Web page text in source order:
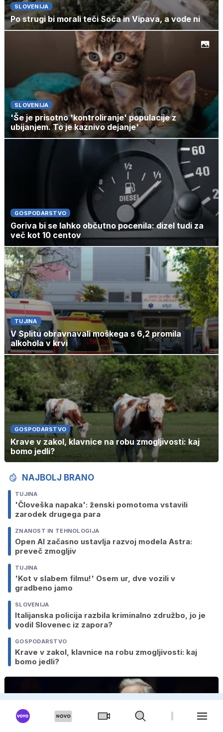
SLOVENIJA
Po strugi bi morali teči Soča in Vipava, a vode ni
SLOVENIJA
'Še je prisotno 'kontroliranje' populacije z
ubijanjem. To je kaznivo dejanje'
GOSPODARSTVO
Goriva bi se lahko občutno pocenila: dizel tudi za
več kot 10 centov
TUJINA
V Splitu obravnavali moškega s 6,2 promila
alkohola v krvi
GOSPODARSTVO
Krave v zakol, klavnice na robu zmogljivosti: kaj
bomo jedli?
NAJBOLJ BRANO
TUJINA
'Človeška napaka': ženski pomotoma vstavili
zarodek drugega para
ZNANOST IN TEHNOLOGIJA
Open AI začasno ustavlja razvoj modela Astra:
preveč zmogljiv
TUJINA
'Kot v slabem filmu!' Osem ur, dve vozili v
gradbeno jamo
SLOVENIJA
Italijanska policija razbila kriminalno združbo, jo je
vodil Slovenec iz zapora?
GOSPODARSTVO
Krave v zakol, klavnice na robu zmogljivosti: kaj
bomo jedli?